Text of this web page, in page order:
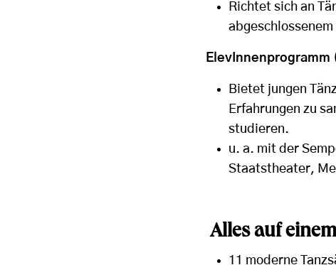
Richtet sich an
ElevInnenprogramm
Bietet jungen
Erfahrungen zu
studieren.
u. a. mit der
Staatstheater,
Alles auf
11 moderne